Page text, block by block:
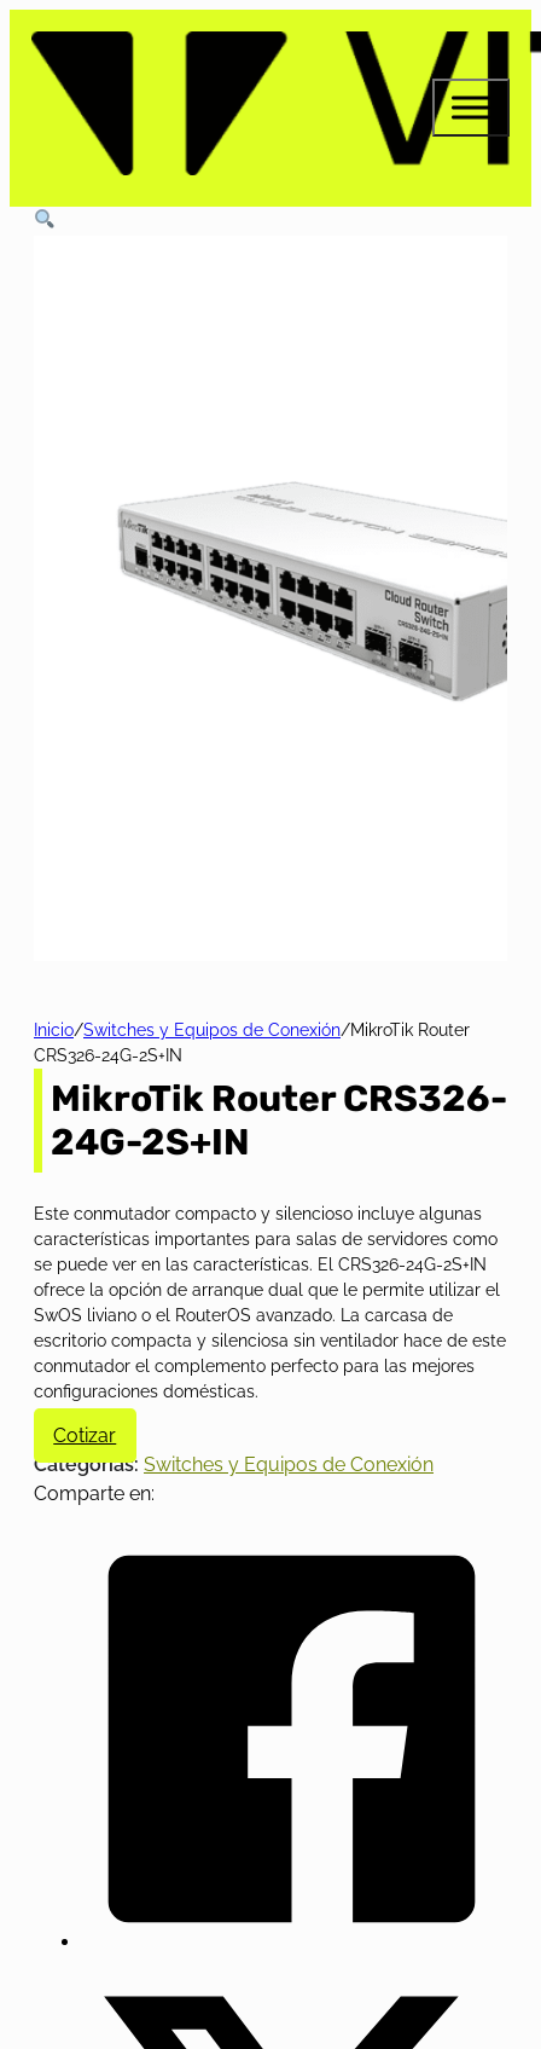
Inicio/Switches y Equipos de Conexión/MikroTik Router
CRS326-24G-2S+IN
MikroTik Router CRS326-
24G-2S+IN
Este conmutador compacto y silencioso incluye algunas
características importantes para salas de servidores como
se puede ver en las características. El CRS326-24G-2S+IN
ofrece la opción de arranque dual que le permite utilizar el
SwOS liviano o el RouterOS avanzado. La carcasa de
escritorio compacta y silenciosa sin ventilador hace de este
conmutador el complemento perfecto para las mejores
configuraciones domésticas.
Cotizar
Categorías: Switches y Equipos de Conexión
Comparte en: